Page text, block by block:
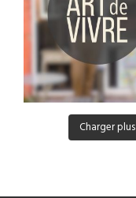
Charger plus